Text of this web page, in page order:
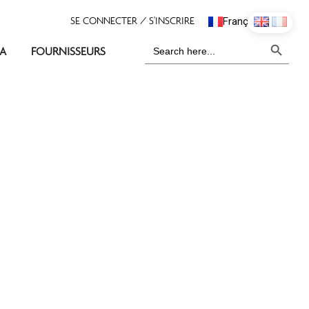
Français
English
FOURNISSEURS
for: